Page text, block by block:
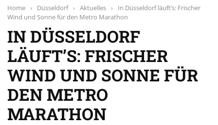
Home › Düsseldorf › Aktuelles ›
In Düsseldorf läuft’s: Frischer
Wind und Sonne für den Metro Marathon
IN DÜSSELDORF
LÄUFT’S: FRISCHER
WIND UND SONNE FÜR
DEN METRO
MARATHON